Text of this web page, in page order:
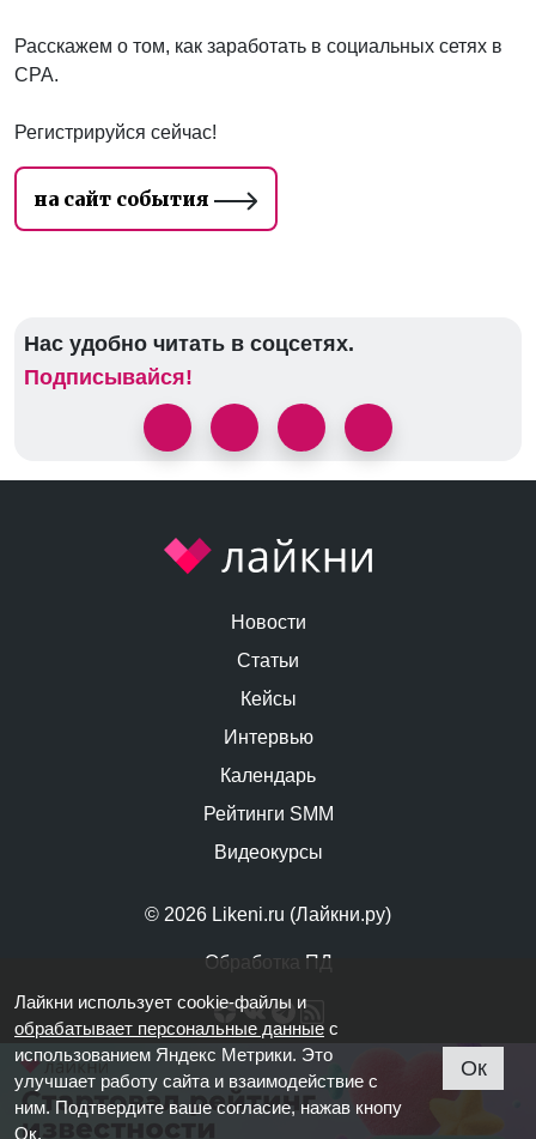
Расскажем о том, как заработать в социальных сетях в
CPA.
Регистрируйся сейчас!
на сайт события
Нас удобно читать в соцсетях.
Подписывайся!
© 2026 Likeni.ru (Лайкни.ру)
Обработка ПД
Новости
Статьи
Кейсы
Интервью
Календарь
Рейтинги SMM
Видеокурсы
Лайкни использует cookie-файлы и
обрабатывает персональные данные с
использованием Яндекс Метрики. Это
улучшает работу сайта и взаимодействие с
ним. Подтвердите ваше согласие, нажав кнопу
Ок.
Ок